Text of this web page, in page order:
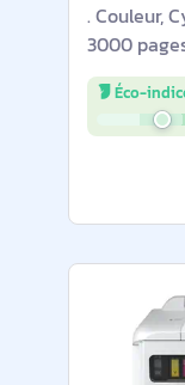
. Couleur,
3000
maximale:
papier de
Vitesse
normale,
Éco-